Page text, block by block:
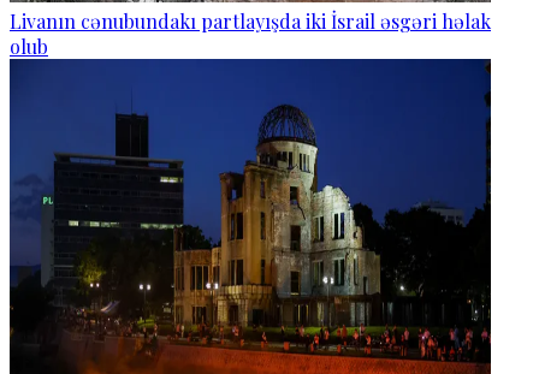
Livanın cənubundakı partlayışda iki İsrail əsgəri həlak
olub